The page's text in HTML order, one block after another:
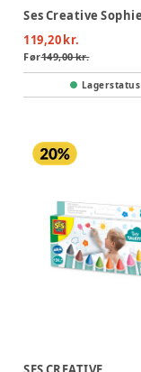
119,20 kr.
Før149,00 kr.
Lagerstatus